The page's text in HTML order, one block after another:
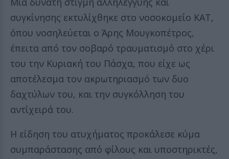
συγκίνησης εκτυλίχθηκε στο νοσοκομείο ΚΑΤ,
όπου νοσηλεύεται ο Άρης Μουγκοπέτρος,
έπειτα από τον σοβαρό τραυματισμό στο χέρι
του την Κυριακή του Πάσχα, που είχε ως
αποτέλεσμα τον ακρωτηριασμό των δυο
δαχτύλων του, και την συγκόλληση του
αντίχειρά του.
Η είδηση του ατυχήματος προκάλεσε κύμα
συμπαράστασης από φίλους και υποστηρικτές,